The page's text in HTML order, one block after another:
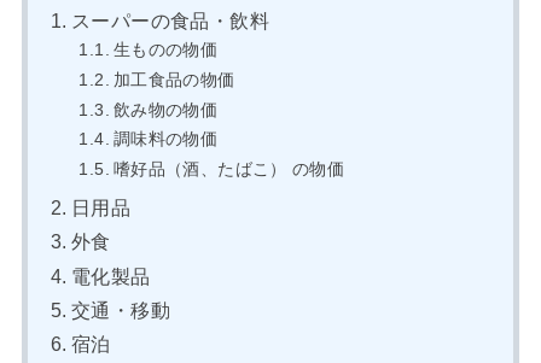
スーパーの食品・飲料
生ものの物価
加工食品の物価
飲み物の物価
調味料の物価
嗜好品（酒、たばこ） の物価
日用品
外食
電化製品
交通・移動
宿泊